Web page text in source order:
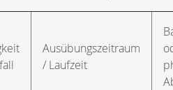
Ausübungszeitraum
/ Laufzeit